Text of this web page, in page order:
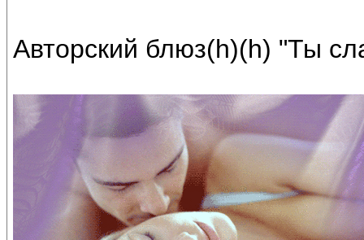
Авторский блюз(h)(h) "Ты